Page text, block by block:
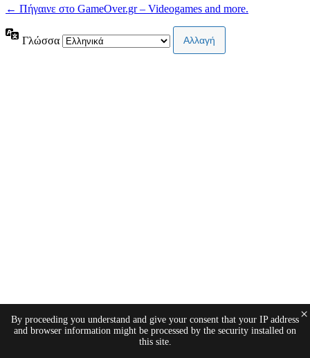
← Πήγαινε στο GameOver.gr – Videogames and more.
Γλώσσα
By proceeding you understand and give your consent that your IP address
and browser information might be processed by the security installed on
this site.
×